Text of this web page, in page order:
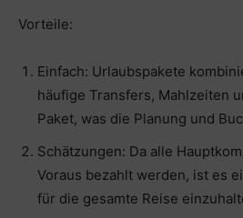
Vorteile:
Einfach: Urlaubspakete
häufige Transfers, Mahlzeiten
Paket, was die Planung und
Schätzungen: Da alle
Voraus bezahlt werden, ist es
für die gesamte Reise